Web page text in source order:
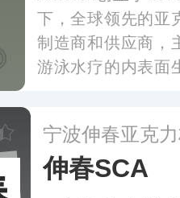
下，全球领先的亚
制造商和供应商，
游泳水疗的内表面
和所有类型（亚
体表面。更多
宁波伸春亚克
伸春SCA